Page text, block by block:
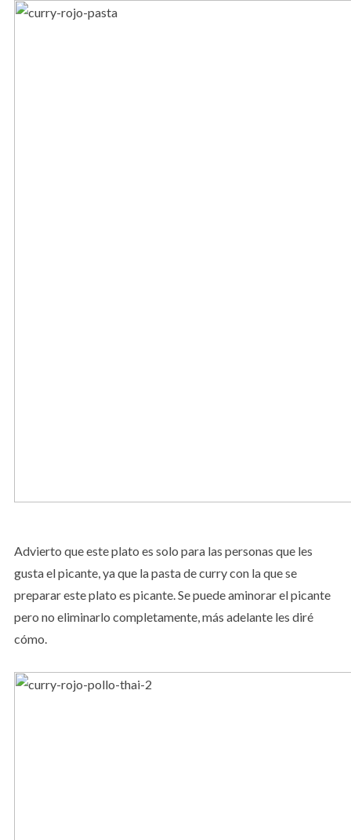
Advierto que este plato es solo para las personas que les
gusta el picante, ya que la pasta de curry con la que se
preparar este plato es picante. Se puede aminorar el picante
pero no eliminarlo completamente, más adelante les diré
cómo.